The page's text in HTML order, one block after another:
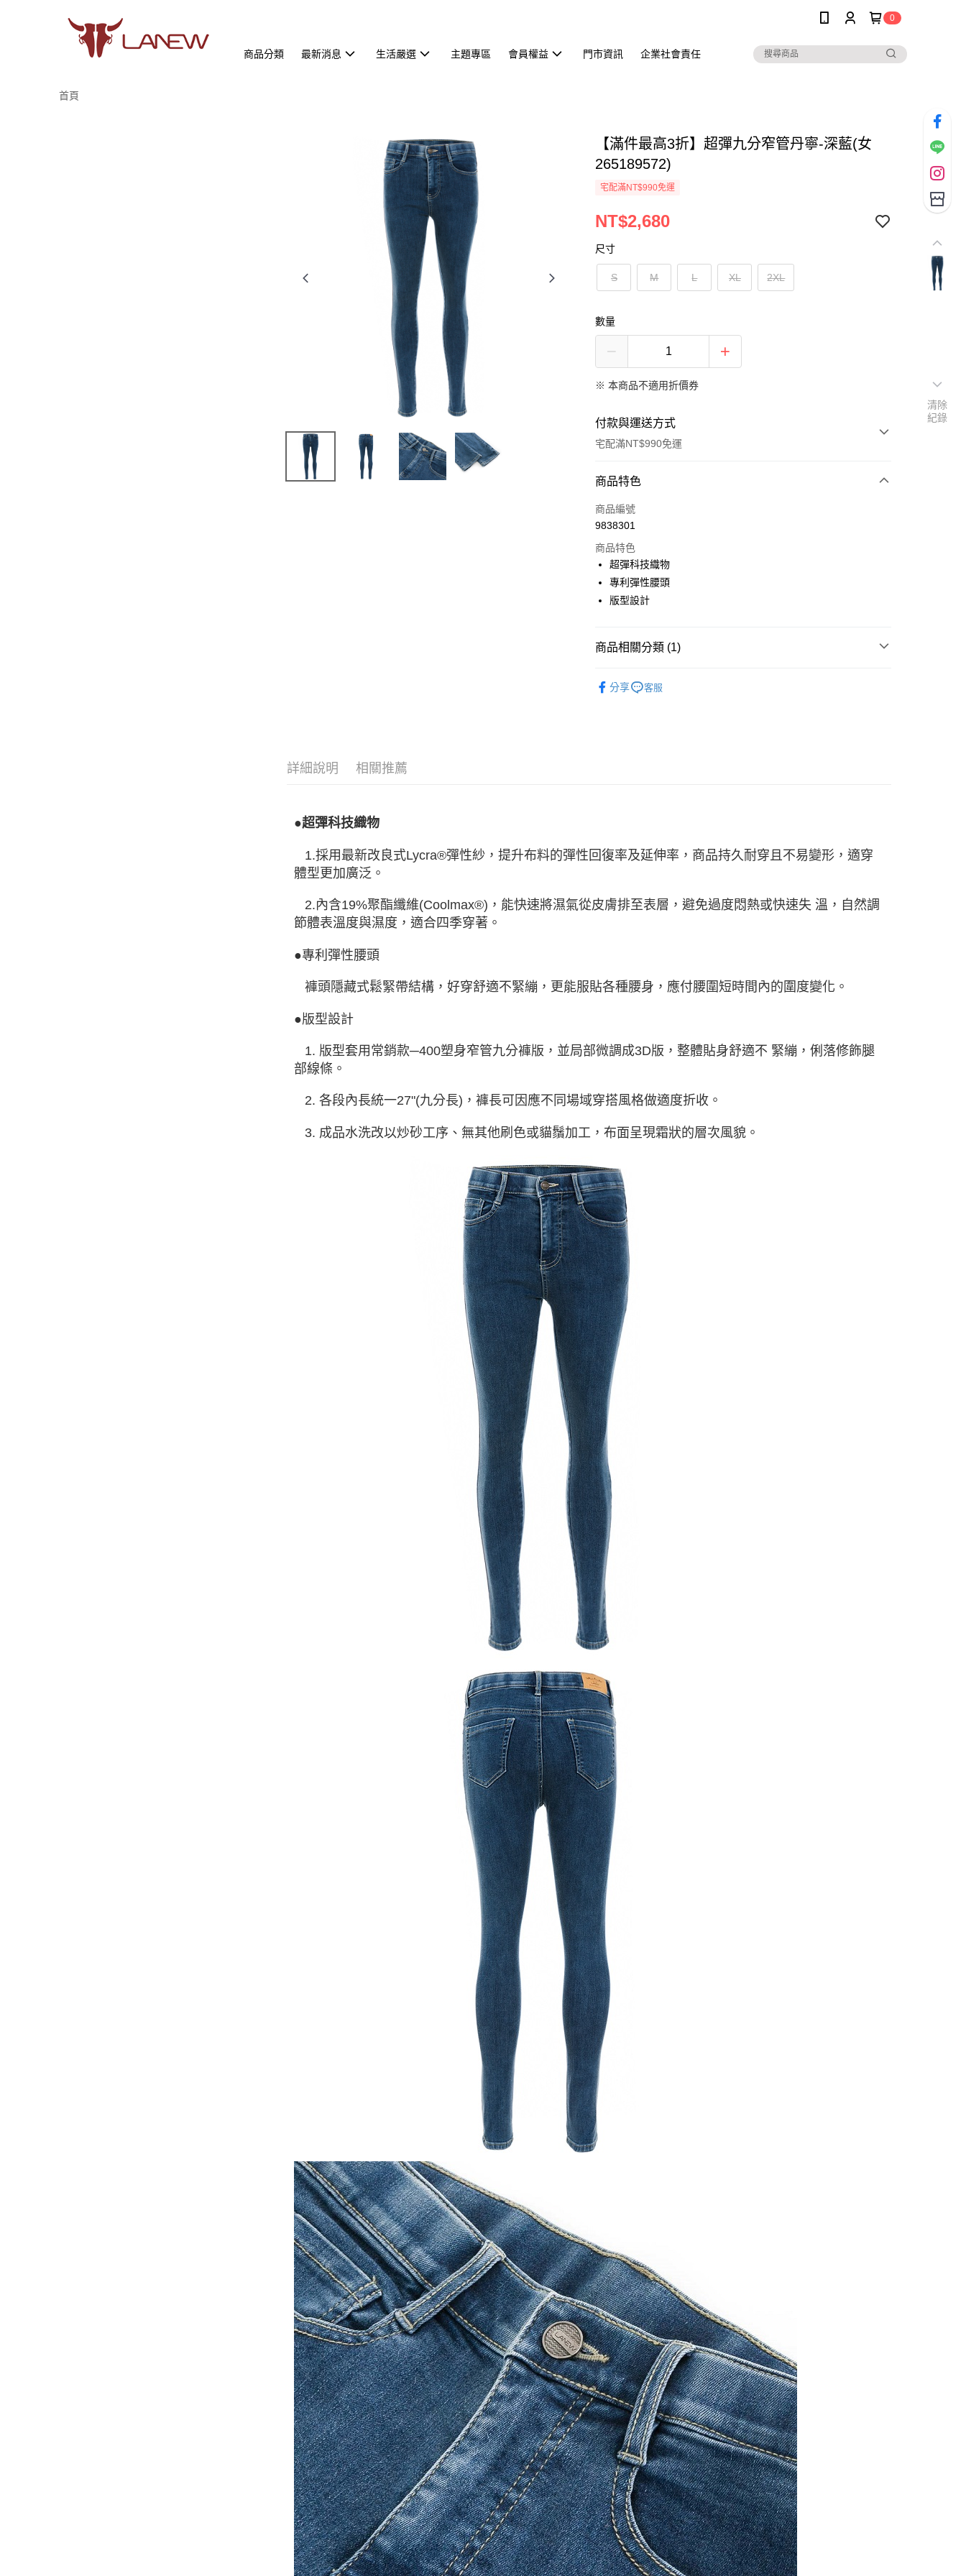
0
商品分類 最新消息 生活嚴選 主題專區 會員權益 門市資訊 企業社會責任
首頁
【滿件最高3折】超彈九分窄管丹寧-深藍(女
265189572)
宅配滿NT$990免運
NT$2,680
尺寸
S M L XL 2XL
數量
※ 本商品不適用折價券
付款與運送方式
宅配滿NT$990免運
付款方式
信用卡一次付款
Apple Pay
悠遊付
全盈+PAY
商品特色
商品編號
9838301
商品特色
超彈科技織物
專利彈性腰頭
版型設計
商品相關分類 (1)
分享
客服
詳細說明 相關推薦
●超彈科技織物
1.採用最新改良式Lycra®彈性紗，提升布料的彈性回復率及延伸率，商品持久耐穿且不易變形，適穿
體型更加廣泛。
2.內含19%聚酯纖維(Coolmax®)，能快速將濕氣從皮膚排至表層，避免過度悶熱或快速失 溫，自然調
節體表溫度與濕度，適合四季穿著。
●專利彈性腰頭
褲頭隱藏式鬆緊帶結構，好穿舒適不緊繃，更能服貼各種腰身，應付腰圍短時間內的圍度變化。
●版型設計
1. 版型套用常銷款─400塑身窄管九分褲版，並局部微調成3D版，整體貼身舒適不 緊繃，俐落修飾腿
部線條。
2. 各段內長統一27"(九分長)，褲長可因應不同場域穿搭風格做適度折收。
3. 成品水洗改以炒砂工序、無其他刷色或貓鬚加工，布面呈現霜狀的層次風貌。
清除
紀錄